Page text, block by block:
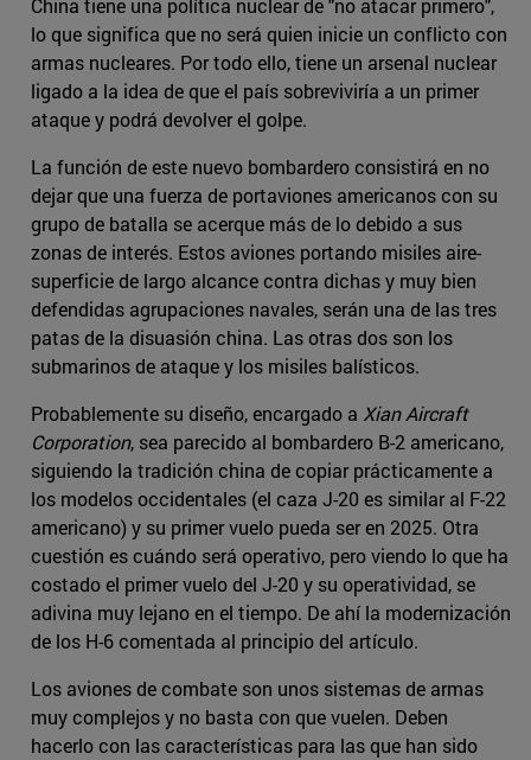
China tiene una política nuclear de "no atacar primero",
lo que significa que no será quien inicie un conflicto con
armas nucleares. Por todo ello, tiene un arsenal nuclear
ligado a la idea de que el país sobreviviría a un primer
ataque y podrá devolver el golpe.
La función de este nuevo bombardero consistirá en no
dejar que una fuerza de portaviones americanos con su
grupo de batalla se acerque más de lo debido a sus
zonas de interés. Estos aviones portando misiles aire-
superficie de largo alcance contra dichas y muy bien
defendidas agrupaciones navales, serán una de las tres
patas de la disuasión china. Las otras dos son los
submarinos de ataque y los misiles balísticos.
Probablemente su diseño, encargado a Xian Aircraft
Corporation, sea parecido al bombardero B-2 americano,
siguiendo la tradición china de copiar prácticamente a
los modelos occidentales (el caza J-20 es similar al F-22
americano) y su primer vuelo pueda ser en 2025. Otra
cuestión es cuándo será operativo, pero viendo lo que ha
costado el primer vuelo del J-20 y su operatividad, se
adivina muy lejano en el tiempo. De ahí la modernización
de los H-6 comentada al principio del artículo.
Los aviones de combate son unos sistemas de armas
muy complejos y no basta con que vuelen. Deben
hacerlo con las características para las que han sido